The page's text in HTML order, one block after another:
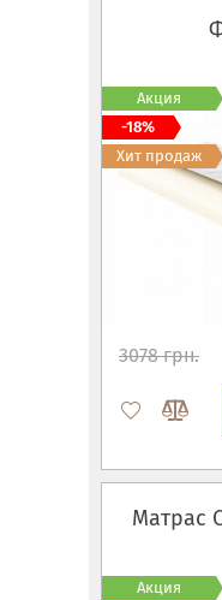
3078 грн.
Акция
-18%
Хит продаж
Матрас
Акция